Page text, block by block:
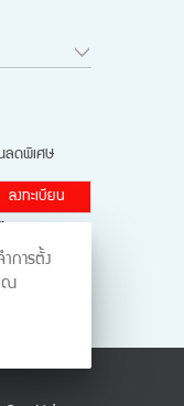
ลดพิเศษ
ลงทะเบียน
ำการตั้ง
ณ